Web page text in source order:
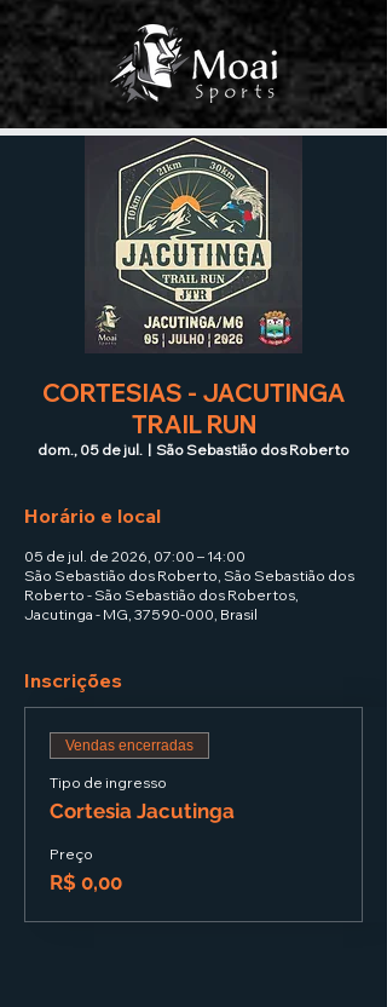
CORTESIAS - JACUTINGA
TRAIL RUN
dom., 05 de jul.
  |
São Sebastião dos Roberto
Horário e local
05 de jul. de 2026, 07:00 – 14:00
São Sebastião dos Roberto, São Sebastião dos
Roberto - São Sebastião dos Robertos,
Jacutinga - MG, 37590-000, Brasil
Inscrições
Vendas encerradas
Tipo de ingresso
Cortesia Jacutinga
Preço
R$ 0,00